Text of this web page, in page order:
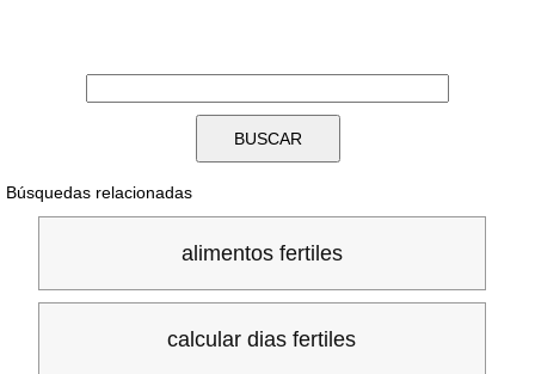
Búsquedas relacionadas
alimentos fertiles
calcular dias fertiles